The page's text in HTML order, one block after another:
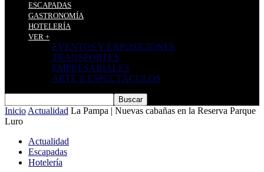
ESCAPADAS
GASTRONOMÍA
HOTELERÍA
VER +
EVENTOS Y EXPOSICIONES
TRANSPORTES
EMPRESARIALES
ARTE Y ESPECTÁCULOS
Inicio Actualidad La Pampa | Nuevas cabañas en la Reserva Parque
Luro
Actualidad
Escapadas
Hotelería